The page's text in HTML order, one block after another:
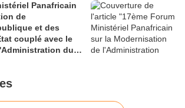
Panafricain
de
et des
couplé avec le
du